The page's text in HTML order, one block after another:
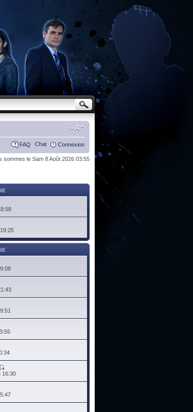
FAQ Chat Connexion
sommes le Sam 8 Août 2026 03:55
16:30